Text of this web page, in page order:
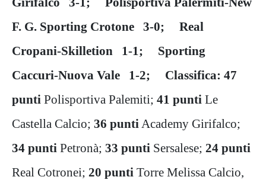
F. G. Sporting Crotone 3-0; Real
Cropani-Skilletion 1-1; Sporting
Caccuri-Nuova Vale 1-2; Classifica: 47
punti Polisportiva Palemiti; 41 punti Le
Castella Calcio; 36 punti Academy Girifalco;
34 punti Petronà; 33 punti Sersalese; 24 punti
Real Cotronei; 20 punti Torre Melissa Calcio,